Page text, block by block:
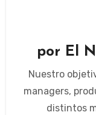
por El
Nuestro
managers,
distintos